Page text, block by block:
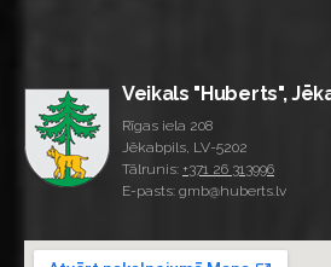
Veikals "Huberts",
Rīgas iela 208
Jēkabpils, LV-5202
Tālrunis: +371 26 313996
E-pasts: gmb@huberts.lv